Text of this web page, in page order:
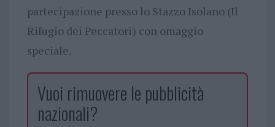
partecipazione presso lo Stazzo Isolano (Il
Rifugio dei Peccatori) con omaggio
speciale.
Vuoi rimuovere le pubblicità
nazionali?